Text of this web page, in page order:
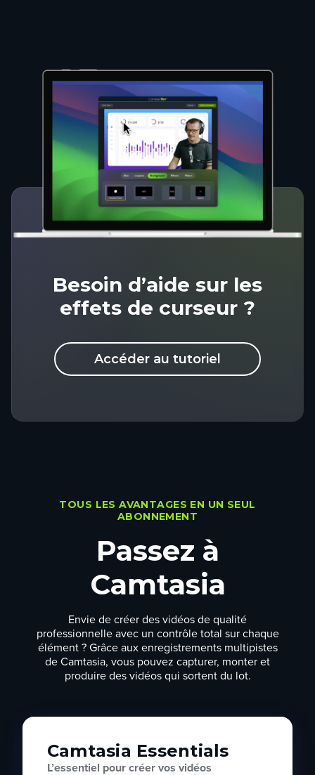
Besoin d’aide sur les
effets de curseur ?
Accéder au tutoriel
TOUS LES AVANTAGES EN UN SEUL
ABONNEMENT
Passez à
Camtasia
Envie de créer des vidéos de qualité
professionnelle avec un contrôle total sur chaque
élément ? Grâce aux enregistrements multipistes
de Camtasia, vous pouvez capturer, monter et
produire des vidéos qui sortent du lot.
Camtasia Essentials
L’essentiel pour créer vos vidéos